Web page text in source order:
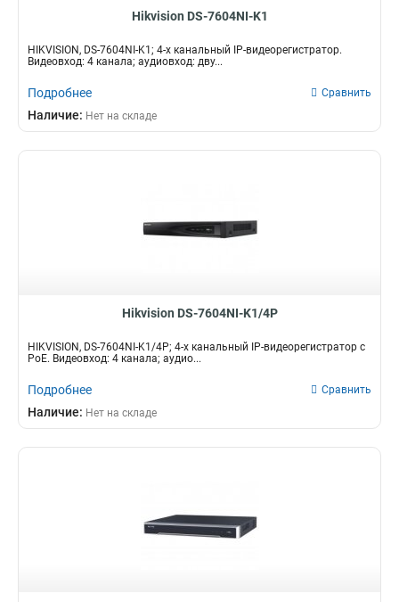
Hikvision DS-7604NI-K1
HIKVISION, DS-7604NI-K1; 4-х канальный IP-видеорегистратор.
Видеовход: 4 канала; аудиовход: дву...
Подробнее Сравнить
Наличие: Нет на складе
Hikvision DS-7604NI-K1/4P
HIKVISION, DS-7604NI-K1/4P; 4-х канальный IP-видеорегистратор c
PoE. Видеовход: 4 канала; аудио...
Подробнее Сравнить
Наличие: Нет на складе